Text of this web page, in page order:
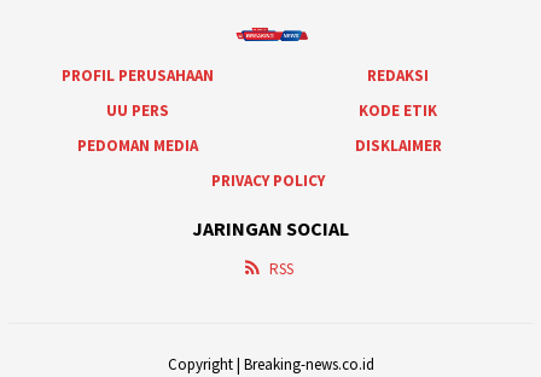
PROFIL PERUSAHAAN
REDAKSI
UU PERS
KODE ETIK
PEDOMAN MEDIA
DISKLAIMER
PRIVACY POLICY
JARINGAN SOCIAL
RSS
Copyright | Breaking-news.co.id